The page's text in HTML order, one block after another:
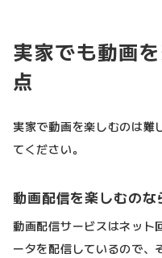
実家でも動画
点
実家で動画を楽しむのは難
てください。
動画配信を楽しむのな
動画配信サービスはネット
ータを配信しているので、